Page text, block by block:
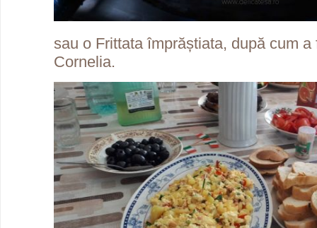
sau o Frittata împrăștiata, după cum a
Cornelia.